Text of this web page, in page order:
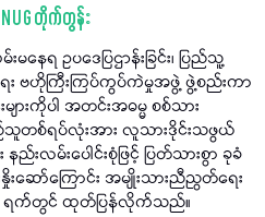
တိုက်တွန်း
ေရ ဥပဒေပြဌာန်းခြင်း၊ ပြည်သူ့
ေး ဗဟိုကြီးကြပ်ကွပ်ကဲမှုအဖွဲ့ ဖွဲ့စည်းကာ
းကိုပါ အတင်းအဓမ္မ စစ်သား
ည်သူတစ်ရပ်လုံးအား လူသားဒိုင်းသဖွယ်
နည်းလမ်းပေါင်းစုံဖြင့် ပြတ်သားစွာ ခုခံ
ော်ကြောင်း အမျိုးသားညီညွတ်ရေး
ရက်တွင် ထုတ်ပြန်လိုက်သည်။